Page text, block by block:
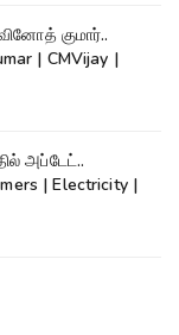
குமார்..
| CMVijay |
அப்டேட்..
| Electricity |